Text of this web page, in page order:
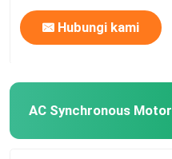
Hubungi kami
AC Synchronous Motor